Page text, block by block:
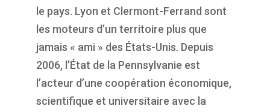
le pays. Lyon et Clermont-Ferrand sont
les moteurs d’un territoire plus que
jamais « ami » des États-Unis. Depuis
2006, l’État de la Pennsylvanie est
l’acteur d’une coopération économique,
scientifique et universitaire avec la